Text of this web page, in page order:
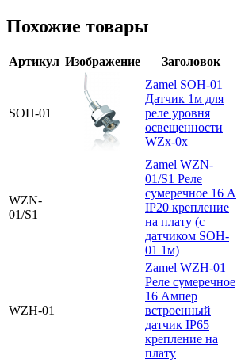
Похожие товары
Артикул Изображение Заголовок
SOH-01
Zamel SOH-01
Датчик 1м для
реле уровня
освещенности
WZx-0x
WZN-
01/S1
Zamel WZN-
01/S1 Реле
сумеречное 16 А
IP20 крепление
на плату (с
датчиком SOH-
01 1м)
WZH-01
Zamel WZH-01
Реле сумеречное
16 Ампер
встроенный
датчик IP65
крепление на
плату